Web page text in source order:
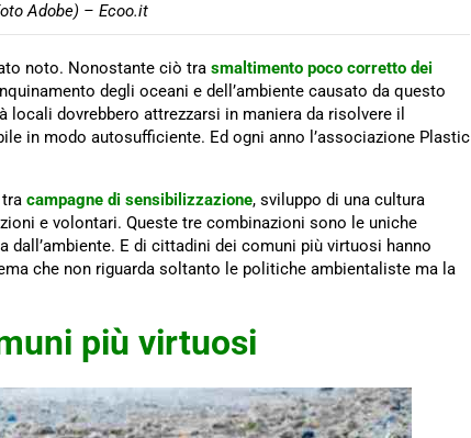
Adobe) – Ecoo.it
noto. Nonostante ciò tra smaltimento poco corretto dei
degli oceani e dell’ambiente causato da questo
dovrebbero attrezzarsi in maniera da risolvere il
in modo autosufficiente. Ed ogni anno l’associazione Plastic
campagne di sensibilizzazione, sviluppo di una cultura
e volontari. Queste tre combinazioni sono le uniche
E di cittadini dei comuni più virtuosi hanno
che non riguarda soltanto le politiche ambientaliste ma la
più virtuosi